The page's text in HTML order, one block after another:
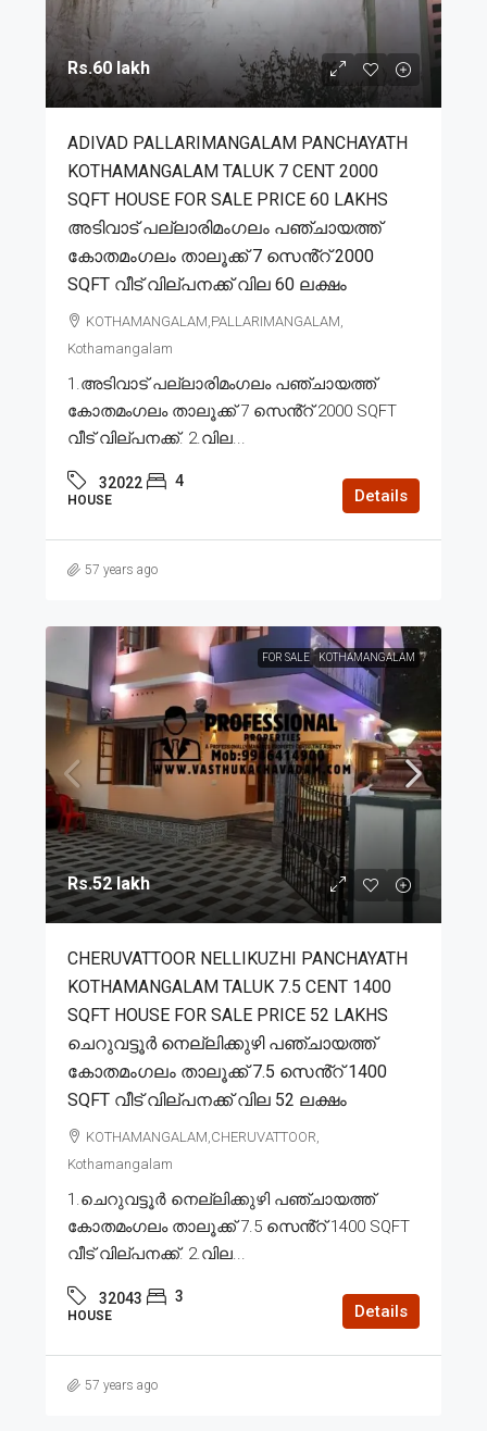
Rs.60 lakh
ADIVAD PALLARIMANGALAM PANCHAYATH
KOTHAMANGALAM TALUK 7 CENT 2000
SQFT HOUSE FOR SALE PRICE 60 LAKHS
അടിവാട് പല്ലാരിമംഗലം പഞ്ചായത്ത്
കോതമംഗലം താലൂക്ക് 7 സെൻ്റ് 2000
SQFT വീട് വില്പനക്ക് വില 60 ലക്ഷം
KOTHAMANGALAM,PALLARIMANGALAM,
Kothamangalam
1.അടിവാട് പല്ലാരിമംഗലം പഞ്ചായത്ത്
കോതമംഗലം താലൂക്ക് 7 സെൻ്റ് 2000 SQFT
വീട് വില്പനക്ക്. 2.വില...
32022 4
HOUSE Details
57 years ago
FOR SALE KOTHAMANGALAM
Rs.52 lakh
CHERUVATTOOR NELLIKUZHI PANCHAYATH
KOTHAMANGALAM TALUK 7.5 CENT 1400
SQFT HOUSE FOR SALE PRICE 52 LAKHS
ചെറുവട്ടൂർ നെല്ലിക്കുഴി പഞ്ചായത്ത്
കോതമംഗലം താലൂക്ക് 7.5 സെൻ്റ് 1400
SQFT വീട് വില്പനക്ക് വില 52 ലക്ഷം
KOTHAMANGALAM,CHERUVATTOOR,
Kothamangalam
1.ചെറുവട്ടൂർ നെല്ലിക്കുഴി പഞ്ചായത്ത്
കോതമംഗലം താലൂക്ക് 7.5 സെൻ്റ് 1400 SQFT
വീട് വില്പനക്ക്. 2.വില...
32043 3
HOUSE Details
57 years ago